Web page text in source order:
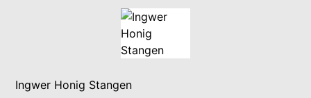
Ingwer Honig Stangen